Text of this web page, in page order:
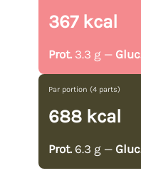
367 kcal
Prot. 3.3 g —
Par portion (4 parts)
688 kcal
Prot. 6.3 g —